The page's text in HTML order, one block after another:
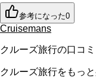
参考になった0
Cruisemans
クルーズ旅行の口コ
クルーズ旅行をもっと